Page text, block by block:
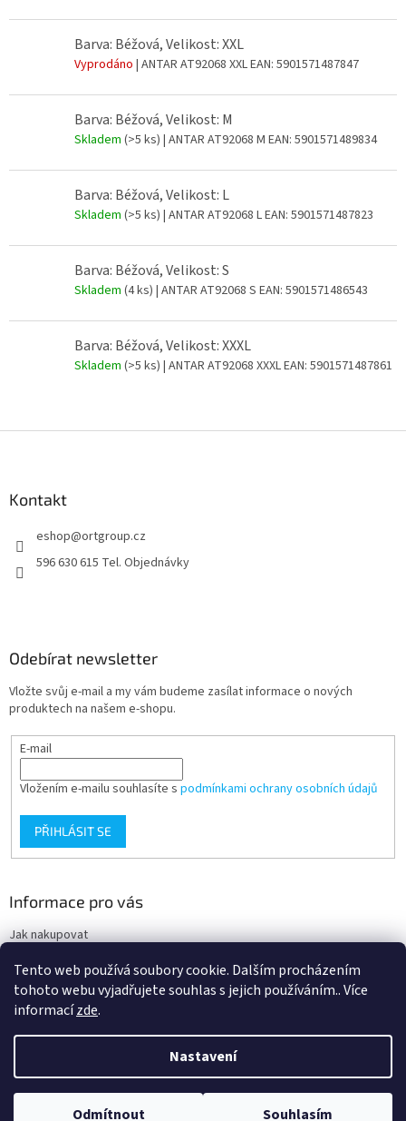
Tento web používá soubory cookie. Dalším procházením
tohoto webu vyjadřujete souhlas s jejich používáním.. Více
informacízde.
Nastavení
Odmítnout Souhlasím
Nacházíte se na velkoobchodním eshopu pro odbornou veřejnost. Pro
Barva: Béžová, Velikost: XXL
Vyprodáno | ANTAR AT92068 XXLEAN: 5901571487847
Barva: Béžová, Velikost: M
Skladem (>5 ks) | ANTAR AT92068 M EAN: 5901571489834
Barva: Béžová, Velikost: L
Skladem (>5 ks) | ANTAR AT92068 LEAN: 5901571487823
Barva: Béžová, Velikost: S
Skladem (4 ks) | ANTAR AT92068 S EAN: 5901571486543
Barva: Béžová, Velikost: XXXL
Skladem (>5 ks) | ANTAR AT92068 XXXLEAN: 5901571487861
Kontakt
eshop@ortgroup.cz
596 630 615 Tel. Objednávky
Odebírat newsletter
Vložte svůj e-mail a my vám budeme zasílat informace o nových
produktech na našem e-shopu.
E-mail
Vložením e-mailu souhlasíte s podmínkami ochrany osobních údajů
PŘIHLÁSIT SE
Informace pro vás
Jak nakupovat
Podmínky ochrany osobních údajů
Vytvořil Shoptet
Copyright 2026Ortgroup Medical . Všechna práva vyhrazena.